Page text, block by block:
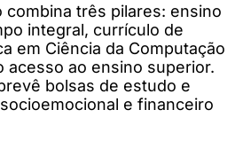
três pilares: ensino
integral, currículo de
em Ciência da Computação
acesso ao ensino superior.
bolsas de estudo e
e financeiro